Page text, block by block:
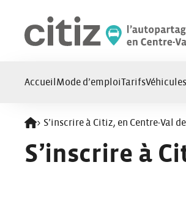
Accueil Mode d’emploiTarifsVéhicules
Retour à l'accueil
> S’inscrire à Citiz, en Centre-Val
S’inscrire à